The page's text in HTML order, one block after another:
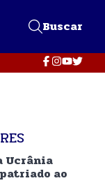
Buscar
Ucrânia
ao